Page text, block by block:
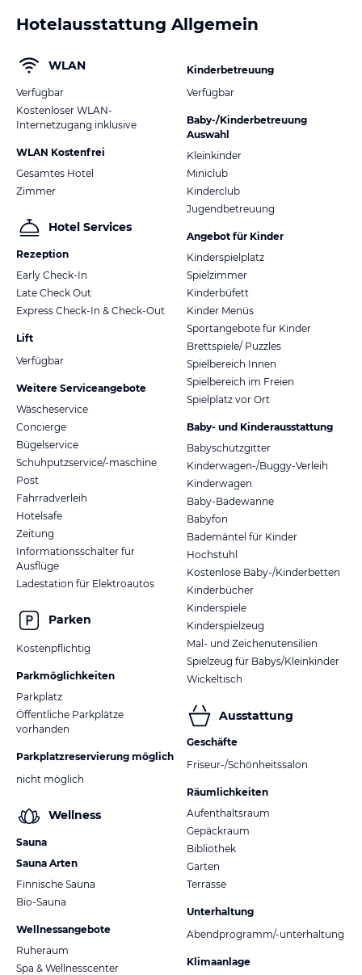
Hotelausstattung Allgemein
WLAN
Verfügbar
Kostenloser WLAN-
Internetzugang inklusive
WLAN Kostenfrei
Gesamtes Hotel
Zimmer
Hotel Services
Rezeption
Early Check-In
Late Check Out
Express Check-In & Check-Out
Lift
Verfügbar
Weitere Serviceangebote
Wäscheservice
Concierge
Bügelservice
Schuhputzservice/-maschine
Post
Fahrradverleih
Hotelsafe
Zeitung
Informationsschalter für
Ausflüge
Ladestation für Elektroautos
Parken
Kostenpflichtig
Parkmöglichkeiten
Parkplatz
Öffentliche Parkplätze
vorhanden
Parkplatzreservierung möglich
nicht möglich
Wellness
Sauna
Sauna Arten
Finnische Sauna
Bio-Sauna
Wellnessangebote
Ruheraum
Spa & Wellnesscenter
Kinderbetreuung
Verfügbar
Baby-/Kinderbetreuung
Auswahl
Kleinkinder
Miniclub
Kinderclub
Jugendbetreuung
Angebot für Kinder
Kinderspielplatz
Spielzimmer
Kinderbüfett
Kinder Menüs
Sportangebote für Kinder
Brettspiele/ Puzzles
Spielbereich Innen
Spielbereich im Freien
Spielplatz vor Ort
Baby- und Kinderausstattung
Babyschutzgitter
Kinderwagen-/Buggy-Verleih
Kinderwagen
Baby-Badewanne
Babyfon
Bademäntel für Kinder
Hochstuhl
Kostenlose Baby-/Kinderbetten
Kinderbücher
Kinderspiele
Kinderspielzeug
Mal- und Zeichenutensilien
Spielzeug für Babys/Kleinkinder
Wickeltisch
Ausstattung
Geschäfte
Friseur-/Schönheitssalon
Räumlichkeiten
Aufenthaltsraum
Gepäckraum
Bibliothek
Garten
Terrasse
Unterhaltung
Abendprogramm/-unterhaltung
Klimaanlage